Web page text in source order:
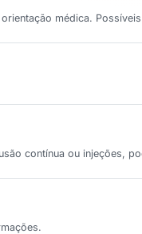
médica.
contínua ou injeções,